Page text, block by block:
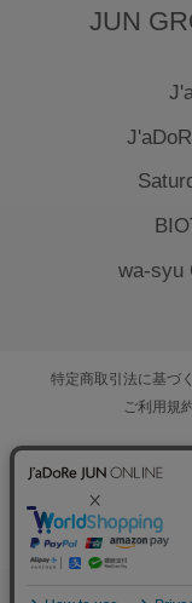
JUN
wa-syu
特定商取引法に基づ
ご利用規
© JUN